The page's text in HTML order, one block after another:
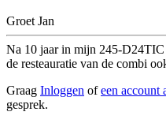
Groet Jan
Na 10 jaar in mijn 245-D24TIC
de resteauratie van de combi
Graag Inloggen ofeen account
gesprek.